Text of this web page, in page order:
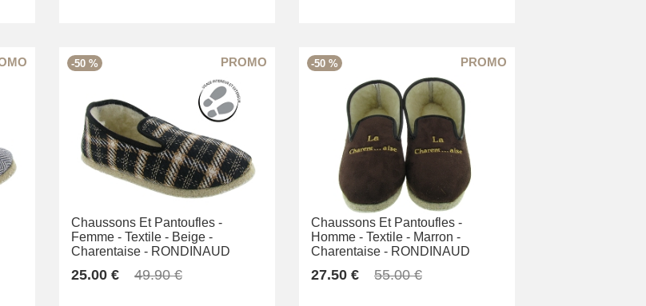
-50 %
Chaussons Et Pantoufles -
Femme - Textile - Beige -
Charentaise - RONDINAUD
25.00 € 49.90 €
-50 %
Chaussons Et Pantoufles -
Homme - Textile - Marron -
Charentaise - RONDINAUD
27.50 € 55.00 €